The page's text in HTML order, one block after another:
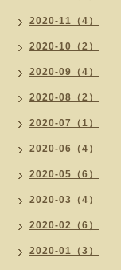
2020-11（4）
2020-10（2）
2020-09（4）
2020-08（2）
2020-07（1）
2020-06（4）
2020-05（6）
2020-03（4）
2020-02（6）
2020-01（3）